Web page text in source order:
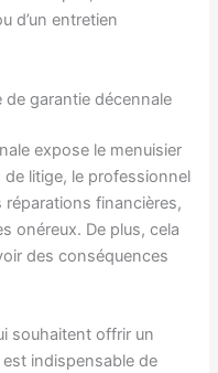
d’un entretien
de garantie décennale
expose le menuisier
de litige, le professionnel
financières,
onéreux. De plus, cela
des conséquences
souhaitent offrir un
indispensable de